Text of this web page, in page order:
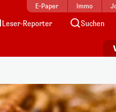
E-Paper Immo
Leser-Reporter Suchen